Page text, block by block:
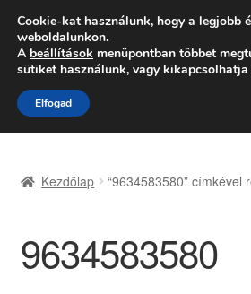
SZÁLLÍTÁS
Hétfő-Péntek 9:00–16:00
Ugrás
a
navigációhoz
Kilépés
a
tartalomba
Adatvédelmi irányelvek
Felhasználási feltételek
Kezdőlap “9634583580” címkével
9634583580
Cookie-kat használunk, hogy a legjobb
weboldalunkon.
A beállítások menüpontban többet
sütiket használunk, vagy
Elfogad